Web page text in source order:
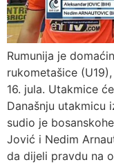
Rumunija je
rukometašice
16. jula. Utakmice
Današnju utakmicu
sudio je
Jović i Nedim
da dijeli pravdu na